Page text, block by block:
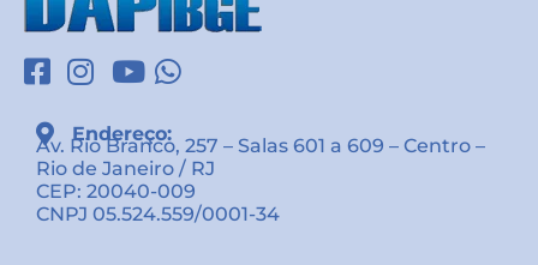
Endereço:
Av. Rio Branco, 257 – Salas 601 a 609 – Centro –
Rio de Janeiro / RJ
CEP: 20040-009
CNPJ 05.524.559/0001-34